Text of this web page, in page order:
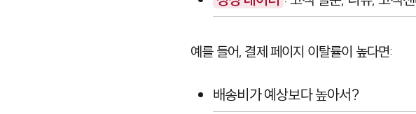
예를 들어, 결제 페이지 이탈률이 높다면:
배송비가 예상보다 높아서?